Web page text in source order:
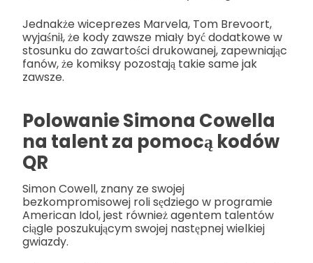
Jednakże wiceprezes Marvela, Tom Brevoort,
wyjaśnił, że kody zawsze miały być dodatkowe w
stosunku do zawartości drukowanej, zapewniając
fanów, że komiksy pozostają takie same jak
zawsze.
Polowanie Simona Cowella
na talent za pomocą kodów
QR
Simon Cowell, znany ze swojej
bezkompromisowej roli sędziego w programie
American Idol, jest również agentem talentów
ciągle poszukującym swojej następnej wielkiej
gwiazdy.